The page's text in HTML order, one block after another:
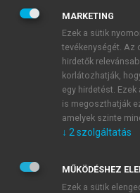
JELSZÓ
JELSZÓ ÚJRA
Kérek értesítést a
Kérek értesítést az
Adatkezelési
veszem és elfogadom.
MARKETING
Ezek a sütik
tevékenységét. Az
hirdetők
korlátozhatják,
egy hirdetést.
is megoszthatják
amelyek szinte
↓ 2 szolgáltatás
MŰKÖDÉSHEZ
Ezek a sütik